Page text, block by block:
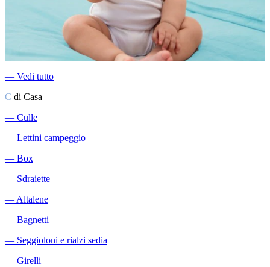
― Vedi tutto
C di Casa
― Culle
― Lettini campeggio
― Box
― Sdraiette
―Altalene
― Bagnetti
― Seggioloni e rialzi sedia
― Girelli